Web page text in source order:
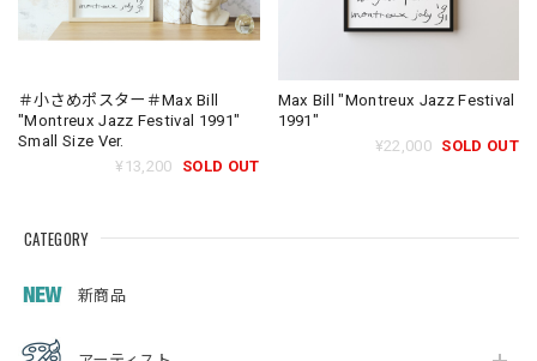
CATEGORY
新商品
＃小さめポスター＃Max Bill
"Montreux Jazz Festival 1991"
Small Size Ver.
¥13,200
SOLD OUT
Max Bill "Montreux Jazz Festival
1991"
¥22,000 SOLD OUT